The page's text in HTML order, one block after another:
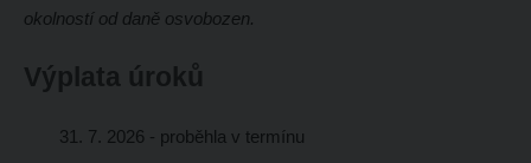
okolností od daně osvobozen.
Výplata úroků
31. 7. 2026 - proběhla v termínu